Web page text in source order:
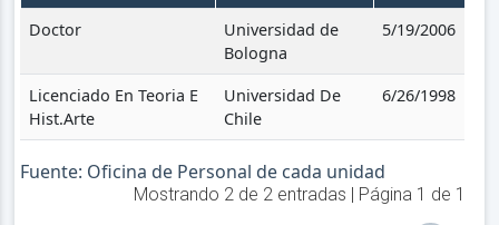
Doctor
Universidad de
Bologna
5/19/2006
Licenciado En Teoria E
Hist.Arte
Universidad De
Chile
6/26/1998
Fuente: Oficina de Personal de cada unidad
Mostrando 2de 2entradas | Página 1 de 1